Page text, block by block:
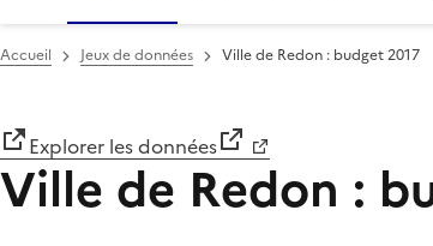
Accueil Jeux de données Ville de Redon : budget 2017
Explorer les données
Ville de Redon :